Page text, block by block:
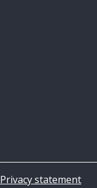
Privacy statement